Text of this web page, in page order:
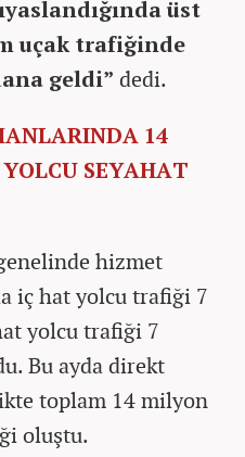
üst
uçak trafiğinde
geldi” dedi.
14
SEYAHAT
hizmet
iç hat yolcu trafiği 7
yolcu trafiği 7
Bu ayda direkt
toplam 14 milyon
oluştu.